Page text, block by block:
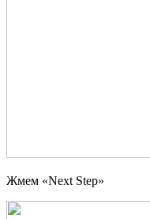
Жмем «Next Step»